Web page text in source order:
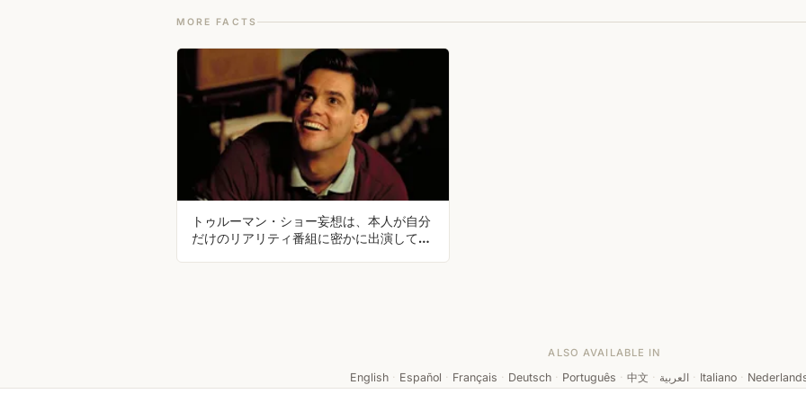
MORE FACTS
トゥルーマン・ショー妄想は、本人が自分
だけのリアリティ番組に密かに出演してい
ALSO AVAILABLE IN
English · Español · Français · Deutsch · Português · 中文 · العربية · Italiano ·